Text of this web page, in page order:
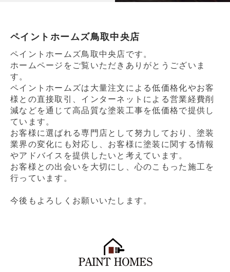
ペイントホームズ鳥取中央店
ペイントホームズ鳥取中央店です。
ホームページをご覧いただきありがとうございま
す。
ペイントホームズは大量注文による低価格化やお客
様との直接取引、インターネットによる営業経費削
減などを通じて高品質な塗装工事を低価格で提供し
ています。
お客様に選ばれる専門店として努力しており、塗装
業界の変化にも対応し、お客様に塗装に関する情報
やアドバイスを提供したいと考えています。
お客様との出会いを大切にし、心のこもった施工を
行っています。
今後もよろしくお願いいたします。